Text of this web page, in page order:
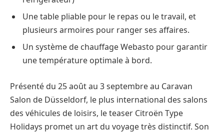
Une table pliable pour le repas ou le travail, et
plusieurs armoires pour ranger ses affaires.
Un système de chauffage Webasto pour garantir
une température optimale à bord.
Présenté du 25 août au 3 septembre au Caravan
Salon de Düsseldorf, le plus international des salons
des véhicules de loisirs, le teaser Citroën Type
Holidays promet un art du voyage très distinctif. Son